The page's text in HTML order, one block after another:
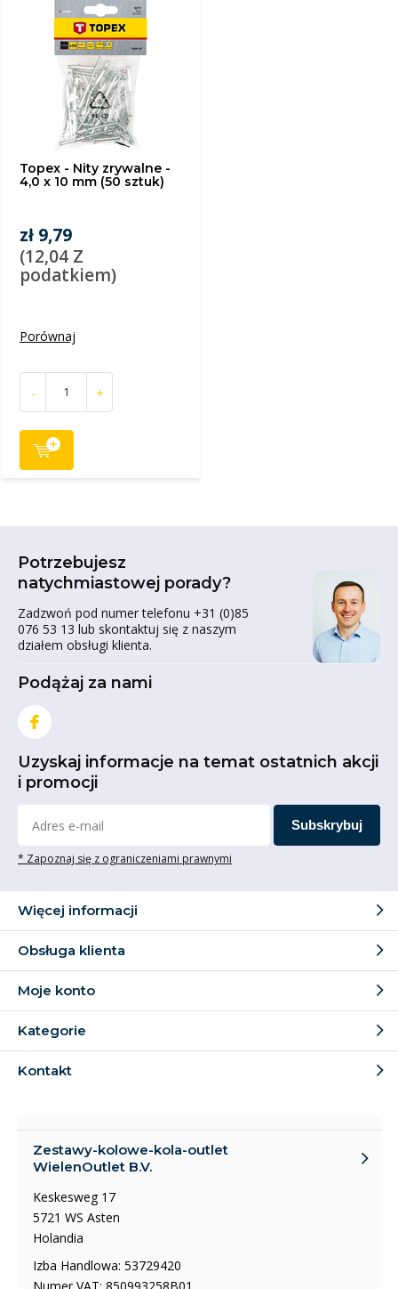
Topex - Nity zrywalne -
4,0 x 10 mm (50 sztuk)
zł 9,79
(12,04 Z
podatkiem)
Porównaj
- +
Potrzebujesz
natychmiastowej porady?
Zadzwoń pod numer telefonu +31 (0)85
076 53 13 lub skontaktuj się z naszym
działem obsługi klienta.
Podążaj za nami
Uzyskaj informacje na temat ostatnich akcji
i promocji
Subskrybuj
* Zapoznaj się z ograniczeniami prawnymi
Więcej informacji
Obsługa klienta
Moje konto
Kategorie
Kontakt
Zestawy-kolowe-kola-outlet
WielenOutlet B.V.
Keskesweg 17
5721 WS Asten
Holandia
Izba Handlowa: 53729420